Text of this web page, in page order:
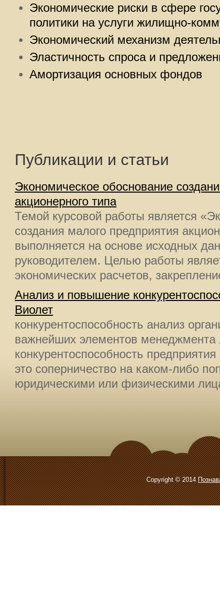
Экономические риски в сфере
политики на услуги жилищно-
Экономический механизм
Эластичность спроса и
Амортизация основных фондов
Публикации и статьи
Экономическое обоснование
акционерного типа
Темой курсовой работы является
создания малого предприятия
выполняется на основе исходных
руководителем. Целью работы
экономических расчетов,
Анализ и повышение
Виолет
конкурентоспособность анализ
важнейших элементов менеджмента
конкурентоспособность
это соперничество на каком-либо
юридическими или физическими
Copyright © 2014